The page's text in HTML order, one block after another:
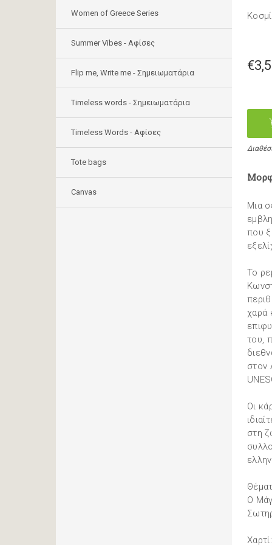
Women of Greece Series
Summer Vibes - Αφίσες
Flip me, Write me - Σημειωματάρια
Timeless words - Σημειωματάρια
Timeless Words - Aφίσες
Tote bags
Canvas
Μια
που
Το
χαρά
του,
στον
Οι
στη
Ο